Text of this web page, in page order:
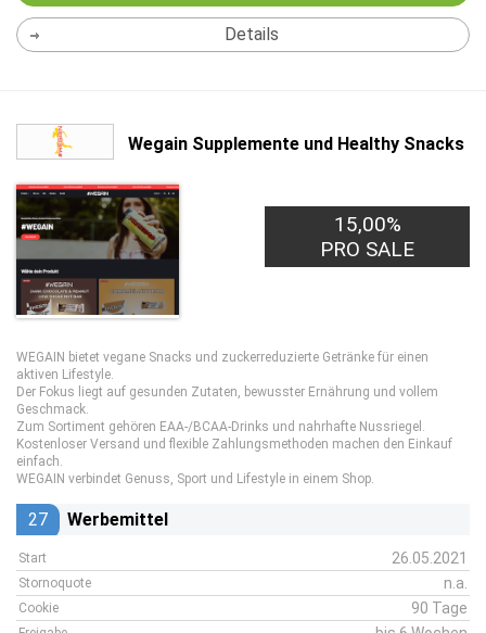
Details
Wegain Supplemente und Healthy Snacks
15,00%
PRO SALE
WEGAIN bietet vegane Snacks und zuckerreduzierte Getränke für einen
aktiven Lifestyle.
Der Fokus liegt auf gesunden Zutaten, bewusster Ernährung und vollem
Geschmack.
Zum Sortiment gehören EAA-/BCAA-Drinks und nahrhafte Nussriegel.
Kostenloser Versand und flexible Zahlungsmethoden machen den Einkauf
einfach.
WEGAIN verbindet Genuss, Sport und Lifestyle in einem Shop.
27 Werbemittel
Start 26.05.2021
Stornoquote n.a.
Cookie 90 Tage